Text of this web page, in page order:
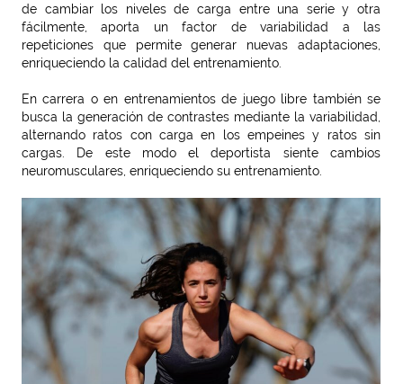
de cambiar los niveles de carga entre una serie y otra
fácilmente, aporta un factor de variabilidad a las
repeticiones que permite generar nuevas adaptaciones,
enriqueciendo la calidad del entrenamiento.
En carrera o en entrenamientos de juego libre también se
busca la generación de contrastes mediante la variabilidad,
alternando ratos con carga en los empeines y ratos sin
cargas. De este modo el deportista siente cambios
neuromusculares, enriqueciendo su entrenamiento.